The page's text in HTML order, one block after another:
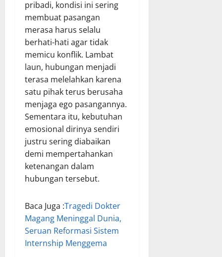
pribadi, kondisi ini sering
membuat pasangan
merasa harus selalu
berhati-hati agar tidak
memicu konflik. Lambat
laun, hubungan menjadi
terasa melelahkan karena
satu pihak terus berusaha
menjaga ego pasangannya.
Sementara itu, kebutuhan
emosional dirinya sendiri
justru sering diabaikan
demi mempertahankan
ketenangan dalam
hubungan tersebut.
Baca Juga :Tragedi Dokter
Magang Meninggal Dunia,
Seruan Reformasi Sistem
Internship Menggema